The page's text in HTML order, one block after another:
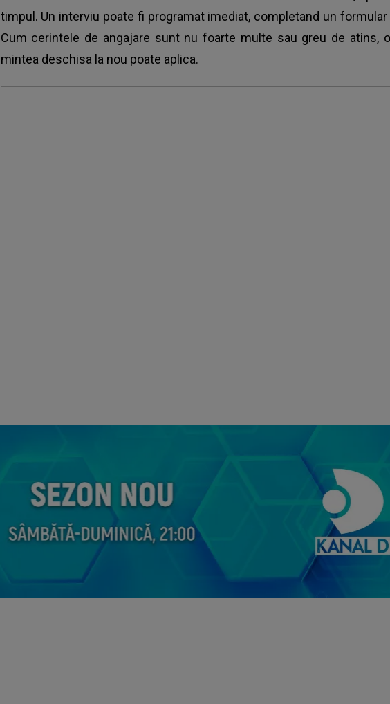
timpul. Un interviu poate fi programat imediat, completand un formular
Cum cerintele de angajare sunt nu foarte multe sau greu de atins,
mintea deschisa la nou poate aplica.